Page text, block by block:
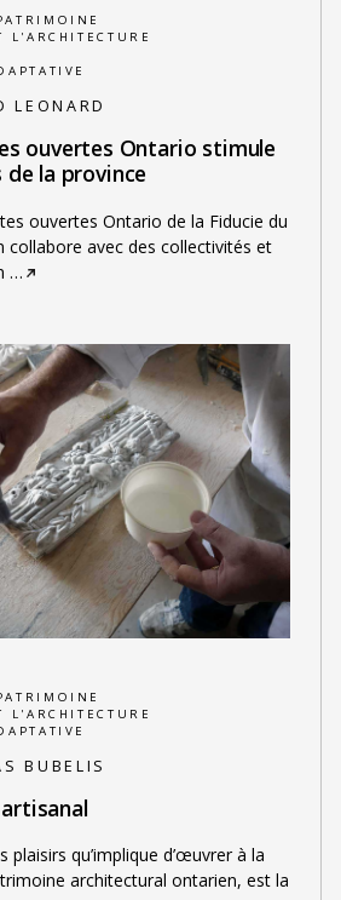
L'ARCHITECTURE
LEONARD
ouvertes Ontario stimule
la province
ouvertes Ontario de la Fiducie du
collabore avec des collectivités et
…
L'ARCHITECTURE
BUBELIS
plaisirs qu’implique d’œuvrer à la
architectural ontarien, est la